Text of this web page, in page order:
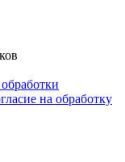
на обработку